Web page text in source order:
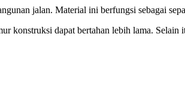
jalan. Material ini berfungsi sebagai
konstruksi dapat bertahan lebih lama.